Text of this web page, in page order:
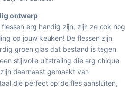
ontwerp
erg handig zijn, zijn ze ook nog
op jouw keuken! De flessen zijn
groen glas dat bestand is tegen
stijlvolle uitstraling die erg chique
daarnaast gemaakt van
die perfect op de fles aansluiten,